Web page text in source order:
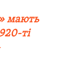
мають
ті